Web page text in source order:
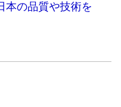
本の品質や技術を